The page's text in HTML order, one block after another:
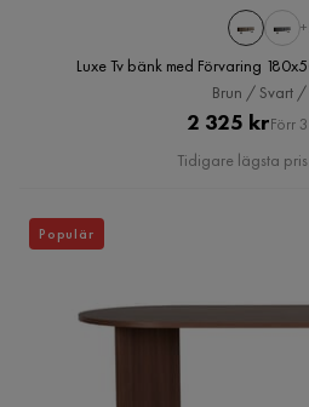
Luxe Tv bänk med Förvaring
Brun / Svart /
Pris
2 325 kr
Pris
Förr
Tidigare lägsta
Populär